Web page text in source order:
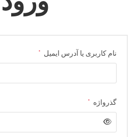
نام کاربری یا آدرس ایمیل *
گذرواژه *